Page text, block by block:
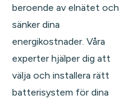
beroende av elnätet och
sänker dina
energikostnader. Våra
experter hjälper dig att
välja och installera rätt
batterisystem för dina